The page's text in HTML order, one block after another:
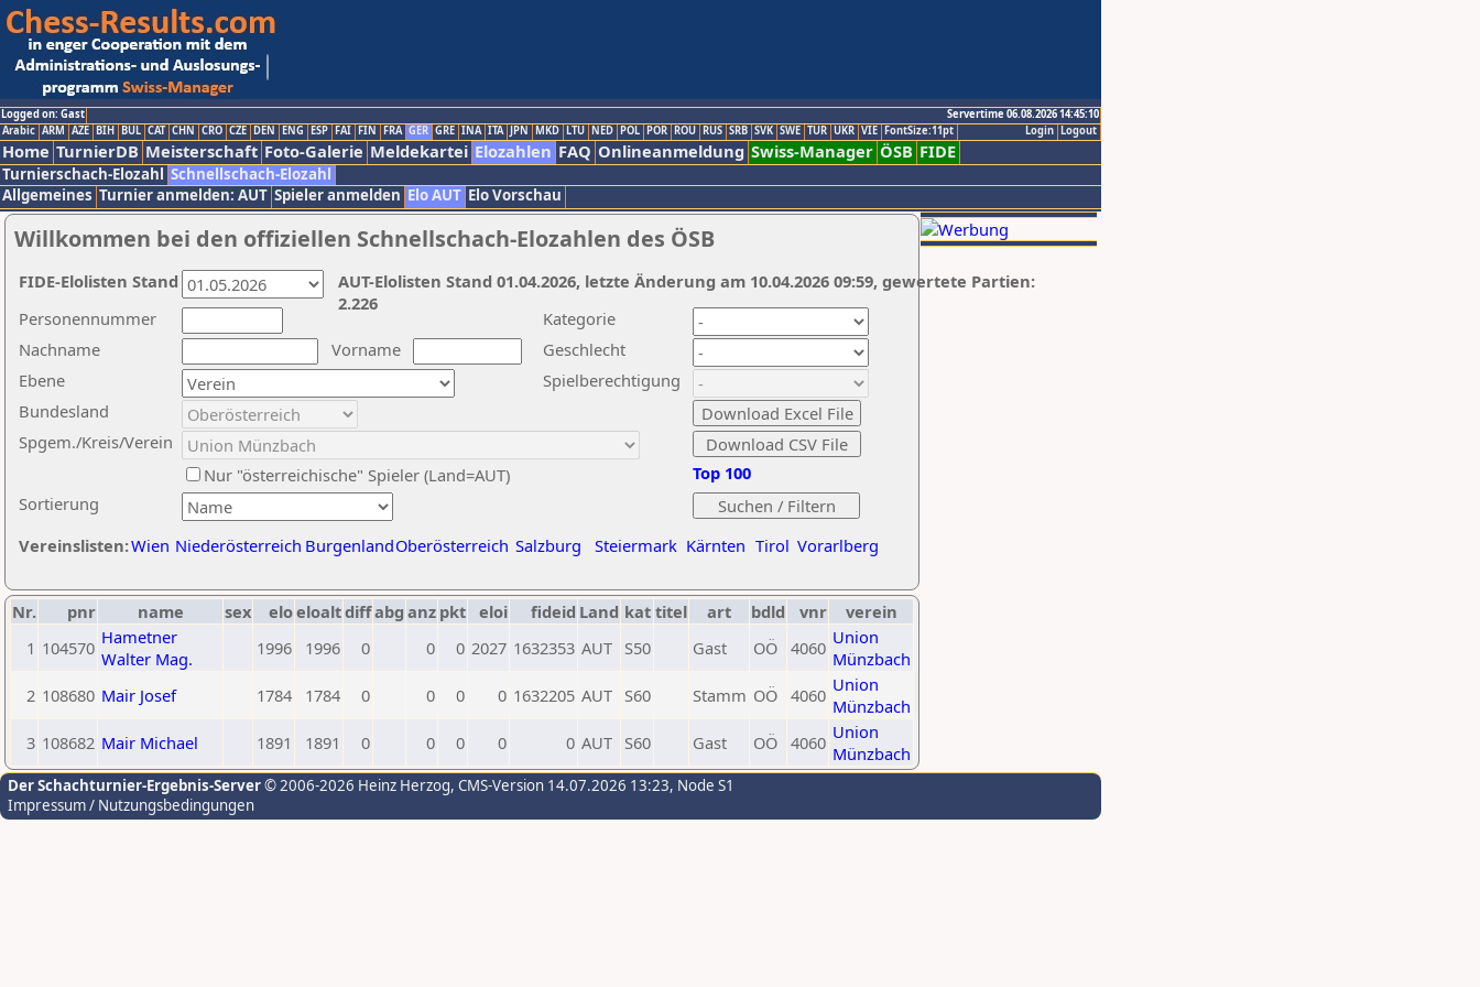
Logged on: Gast
Servertime 06.08.2026 14:45:10
Logout
Login
Arabic ARM AZE BIH BUL CAT CHN CRO CZE DEN ENG ESP FAI FIN FRA GER GRE INA ITA JPN MKD LTU NED POL POR ROU RUS SRB SVK SWE TUR UKR VIE FontSize:11pt
Home TurnierDB Meisterschaft Foto-Galerie Meldekartei Elozahlen FAQ Onlineanmeldung Swiss-Manager ÖSB FIDE
Turnierschach-Elozahl Schnellschach-Elozahl
Allgemeines Turnier anmelden: AUT Spieler anmelden Elo AUT Elo Vorschau
Willkommen bei den offiziellen Schnellschach-Elozahlen des ÖSB
Nachname
Vorname
Ebene
Kategorie
Sortierung
Personennummer
Bundesland
Spgem./Kreis/Verein
Geschlecht
Nur "österreichische" Spieler (Land=AUT)
Spielberechtigung
Vereinslisten:Wien Niederösterreich BurgenlandOberösterreich Salzburg Steiermark Kärnten Tirol Vorarlberg
Top 100
AUT-Elolisten Stand 01.04.2026, letzte Änderung am 10.04.2026 09:59, gewertete Partien:
2.226
FIDE-Elolisten Stand
Nr. pnr name sex eloeloaltdiffabg anz pkt eloi fideid Land kat titel art bdld vnr
verein
1 104570 Hametner
Walter Mag.
1996 1996 0 0 0 2027 1632353 AUT S50 Gast OÖ 4060 Union
Münzbach
2 108680 Mair Josef 1784 1784 0 0 0 0 1632205 AUT S60 Stamm OÖ 4060 Union
Münzbach
3 108682 Mair Michael 1891 1891 0 0 0 0 0 AUT S60 Gast OÖ 4060 Union
Münzbach
Der Schachturnier-Ergebnis-Server© 2006-2026 Heinz Herzog, CMS-Version 14.07.2026 13:23, Node S1
Impressum / Nutzungsbedingungen